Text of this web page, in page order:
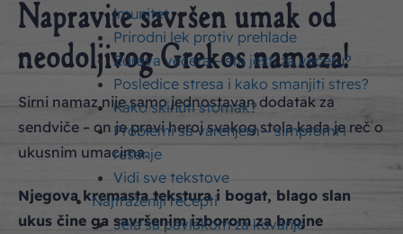
imunitet
Prirodni lek protiv prehlade
Zdrava večera – šta jesti za večeru?
Posledice stresa i kako smanjiti stres?
Kako skinuti stomak?
Problemi sa varenjem – simptomi i
rešenje
Vidi sve tekstove
Najtraženiji recepti
Jela sa pavlakom za kuvanje
Napravite savršen umak od
neodoljivog Grekos namaza!
Sirni namaz nije samo jednostavan dodatak za
sendviče – on je pravi heroj svakog stola kada je reč o
ukusnim umacima.
Njegova kremasta tekstura i bogat, blago slan
ukus čine ga savršenim izborom za brojne